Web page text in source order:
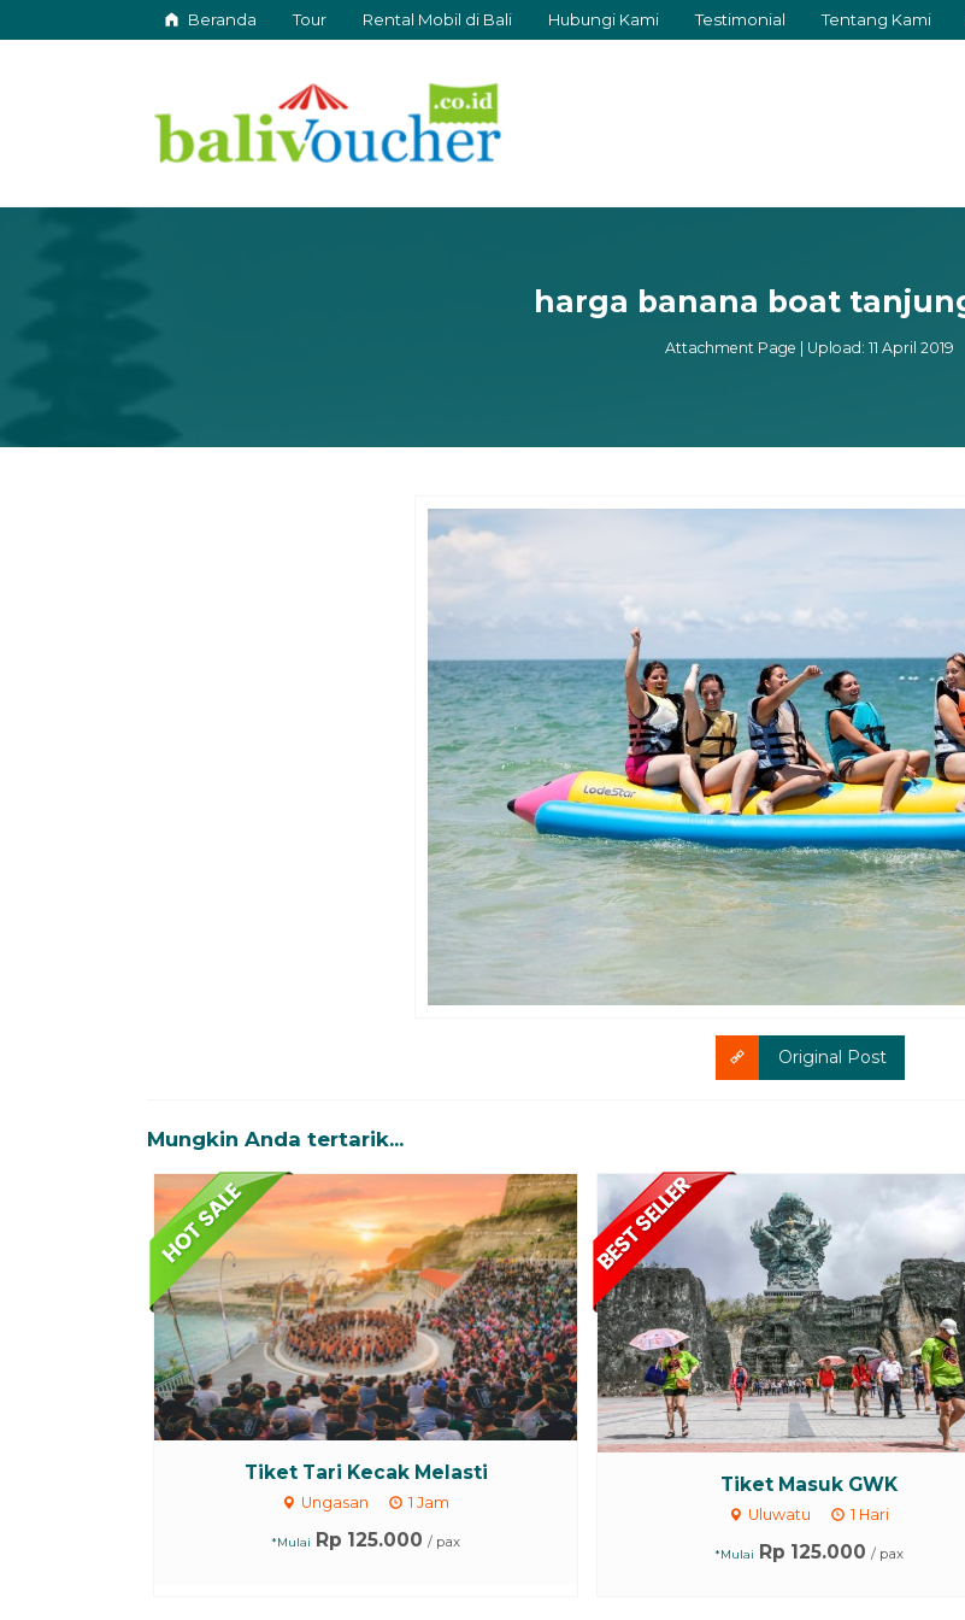
Beranda Tour Rental Mobil di Bali Hubungi Kami Testimonial Tentang Kami
harga banana boat
Attachment Page | Upload: 11 April 2019
Original Post
Mungkin Anda tertarik...
Tiket Tari Kecak Melasti
Ungasan 1 Jam
*Mulai Rp 125.000 / pax
Tiket Masuk GWK
Uluwatu 1 Hari
*Mulai Rp 125.000 / pax